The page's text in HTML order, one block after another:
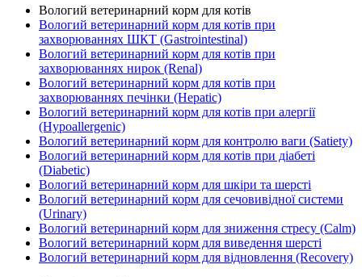
Вологий ветеринарний корм для котів
Вологий ветеринарний корм для котів при
захворюваннях ШКТ (Gastrointestinal)
Вологий ветеринарний корм для котів при
захворюваннях нирок (Renal)
Вологий ветеринарний корм для котів при
захворюваннях печінки (Hepatic)
Вологий ветеринарний корм для котів при алергії
(Hypoallergenic)
Вологий ветеринарний корм для контролю ваги (Satiety)
Вологий ветеринарний корм для котів при діабеті
(Diabetic)
Вологий ветеринарний корм для шкіри та шерсті
Вологий ветеринарний корм для сечовивідної системи
(Urinary)
Вологий ветеринарний корм для зниження стресу (Calm)
Вологий ветеринарний корм для виведення шерсті
Вологий ветеринарний корм для відновлення (Recovery)